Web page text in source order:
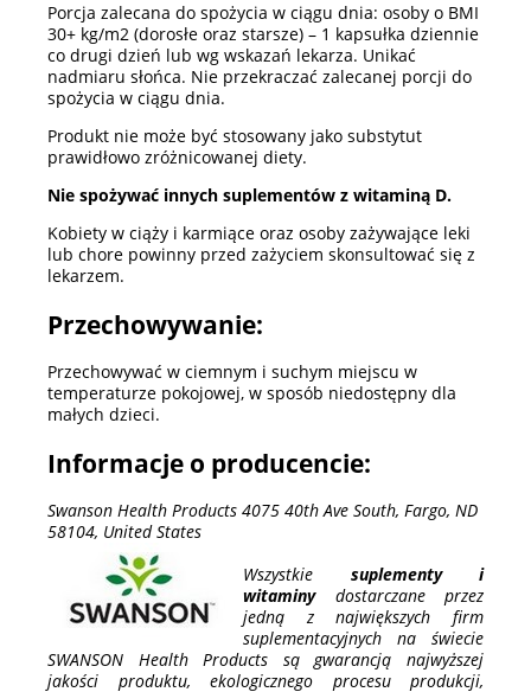
Porcja zalecana do spożycia w ciągu dnia: osoby o BMI
30+ kg/m2 (dorosłe oraz starsze) – 1 kapsułka dziennie
co drugi dzień lub wg wskazań lekarza. Unikać
nadmiaru słońca. Nie przekraczać zalecanej porcji do
spożycia w ciągu dnia.
Produkt nie może być stosowany jako substytut
prawidłowo zróżnicowanej diety.
Nie spożywać innych suplementów z witaminą D.
Kobiety w ciąży i karmiące oraz osoby zażywające leki
lub chore powinny przed zażyciem skonsultować się z
lekarzem.
Przechowywanie:
Przechowywać w ciemnym i suchym miejscu w
temperaturze pokojowej, w sposób niedostępny dla
małych dzieci.
Informacje o producencie:
Swanson Health Products 4075 40th Ave South, Fargo, ND
58104, United States
Wszystkie suplementy i
witaminydostarczane przez
jedną z największych firm
suplementacyjnych na świecie
SWANSON Health Products są gwarancją najwyższej
jakości produktu, ekologicznego procesu produkcji,